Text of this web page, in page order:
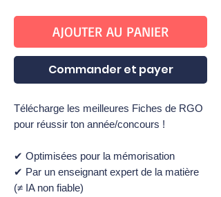
AJOUTER AU PANIER
Commander et payer
Télécharge les meilleures Fiches de RGO
pour réussir ton année/concours !
✔ Optimisées pour la mémorisation
✔ Par un enseignant expert de la matière
(≠ IA non fiable)